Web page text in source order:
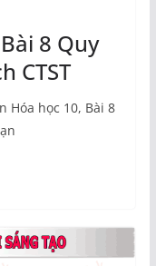
8 Quy
CTST
Hóa học 10, Bài 8